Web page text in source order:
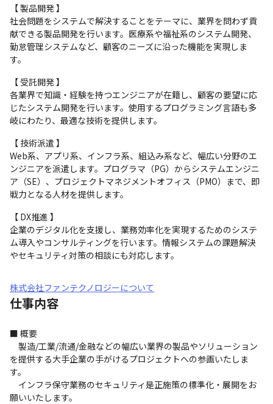
【 製品開発 】
社会問題をシステムで解決することをテーマに、業界を問わず貢
献できる製品開発を行います。医療系や福祉系のシステム開発、
勤怠管理システムなど、顧客のニーズに沿った機能を実現しま
す。
【 受託開発 】
各業界で知識・経験を持つエンジニアが在籍し、顧客の要望に応
じたシステム開発を行います。使用するプログラミング言語も多
岐にわたり、最適な技術を提供します。
【 技術派遣 】
Web系、アプリ系、インフラ系、組込み系など、幅広い分野のエ
ンジニアを派遣します。プログラマ（PG）からシステムエンジニ
ア（SE）、プロジェクトマネジメントオフィス（PMO）まで、即
戦力となる人材を提供します。
【 DX推進 】
企業のデジタル化を支援し、業務効率化を実現するためのシステ
ム導入やコンサルティングを行います。情報システムの課題解決
やセキュリティ対策の相談にも対応します。
株式会社ファンテクノロジーについて
仕事内容
■ 概要
製造/工業/流通/金融などの幅広い業界の製品やソリューション
を提供する大手企業の手がけるプロジェクトへの参画いたしま
す。
インフラ保守業務のセキュリティ是正施策の標準化・展開をお
願いいたします。